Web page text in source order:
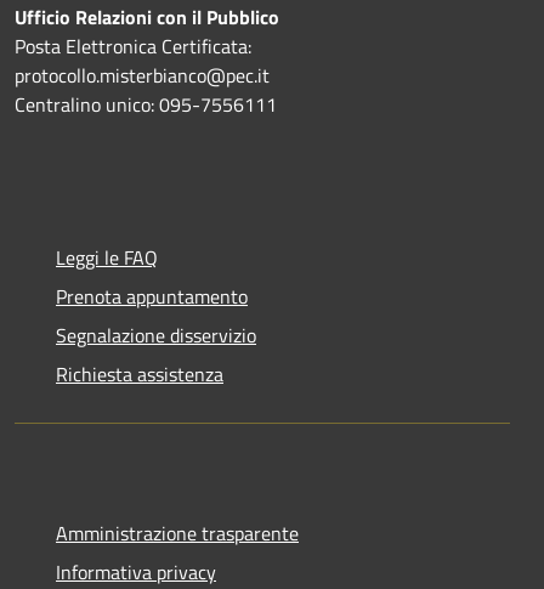
Ufficio Relazioni con il Pubblico
Posta Elettronica Certificata:
protocollo.misterbianco@pec.it
Centralino unico: 095-7556111
Leggi le FAQ
Prenota appuntamento
Segnalazione disservizio
Richiesta assistenza
Amministrazione trasparente
Informativa privacy